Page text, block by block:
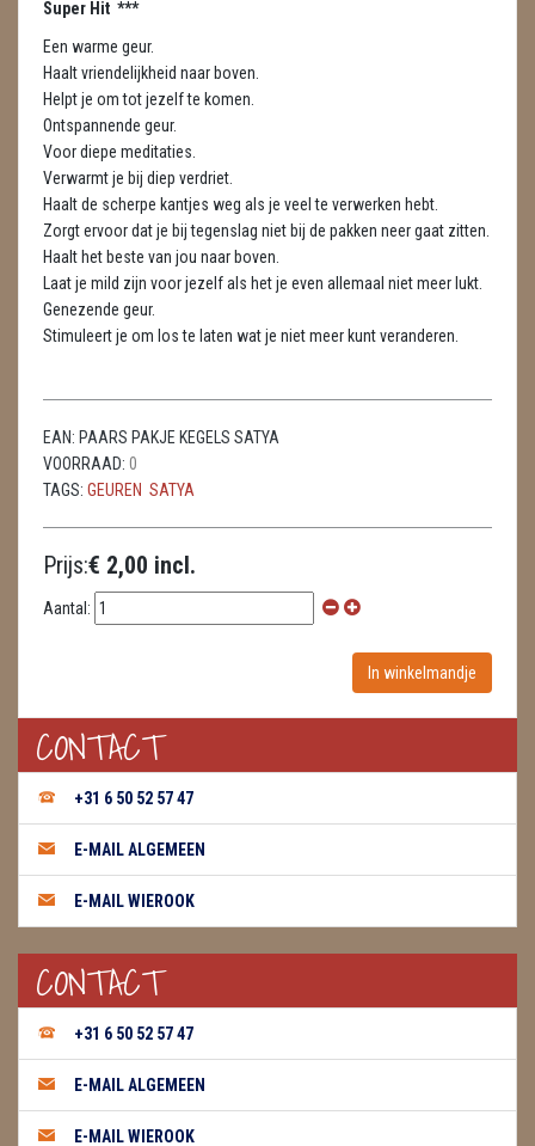
METEORIETEN
READING EN PERSOONLIJK ADVIES
RUWE STENEN
SCHEDELS / SKULLS
SELENIET
SPECIALE STUKKEN
TELEFOON KOORDEN
WIEROOK, OLIE & TOEBEHOREN
WIEROOK
WIEROOK GREEN TREE
WIEROOK HEM / DARSHAN
WIEROOK NAG CHAMPA / SATYA
Super Hit ***
Een warme geur.
Haalt vriendelijkheid naar boven.
Helpt je om tot jezelf te komen.
Ontspannende geur.
Voor diepe meditaties.
Verwarmt je bij diep verdriet.
Haalt de scherpe kantjes weg als je veel te verwerken hebt.
Zorgt ervoor dat je bij tegenslag niet bij de pakken neer gaat zitten.
Haalt het beste van jou naar boven.
Laat je mild zijn voor jezelf als het je even allemaal niet meer lukt.
Genezende geur.
Stimuleert je om los te laten wat je niet meer kunt veranderen.
EAN: PAARS PAKJE KEGELS SATYA
VOORRAAD: 0
TAGS: GEUREN SATYA
Prijs:€ 2,00 incl.
Aantal:
CONTACT
+31 6 50 52 57 47
E-MAIL ALGEMEEN
E-MAIL WIEROOK
CONTACT
+31 6 50 52 57 47
E-MAIL ALGEMEEN
E-MAIL WIEROOK